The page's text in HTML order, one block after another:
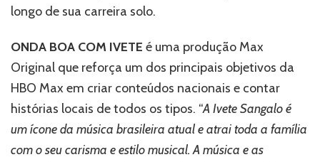
longo de sua carreira solo.
ONDA BOA COM IVETE é uma produção Max
Original que reforça um dos principais objetivos da
HBO Max em criar conteúdos nacionais e contar
histórias locais de todos os tipos. “A Ivete Sangalo é
um ícone da música brasileira atual e atrai toda a família
com o seu carisma e estilo musical. A música e as